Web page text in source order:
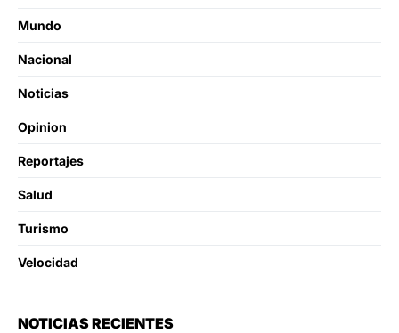
Mundo
Nacional
Noticias
Opinion
Reportajes
Salud
Turismo
Velocidad
NOTICIAS RECIENTES